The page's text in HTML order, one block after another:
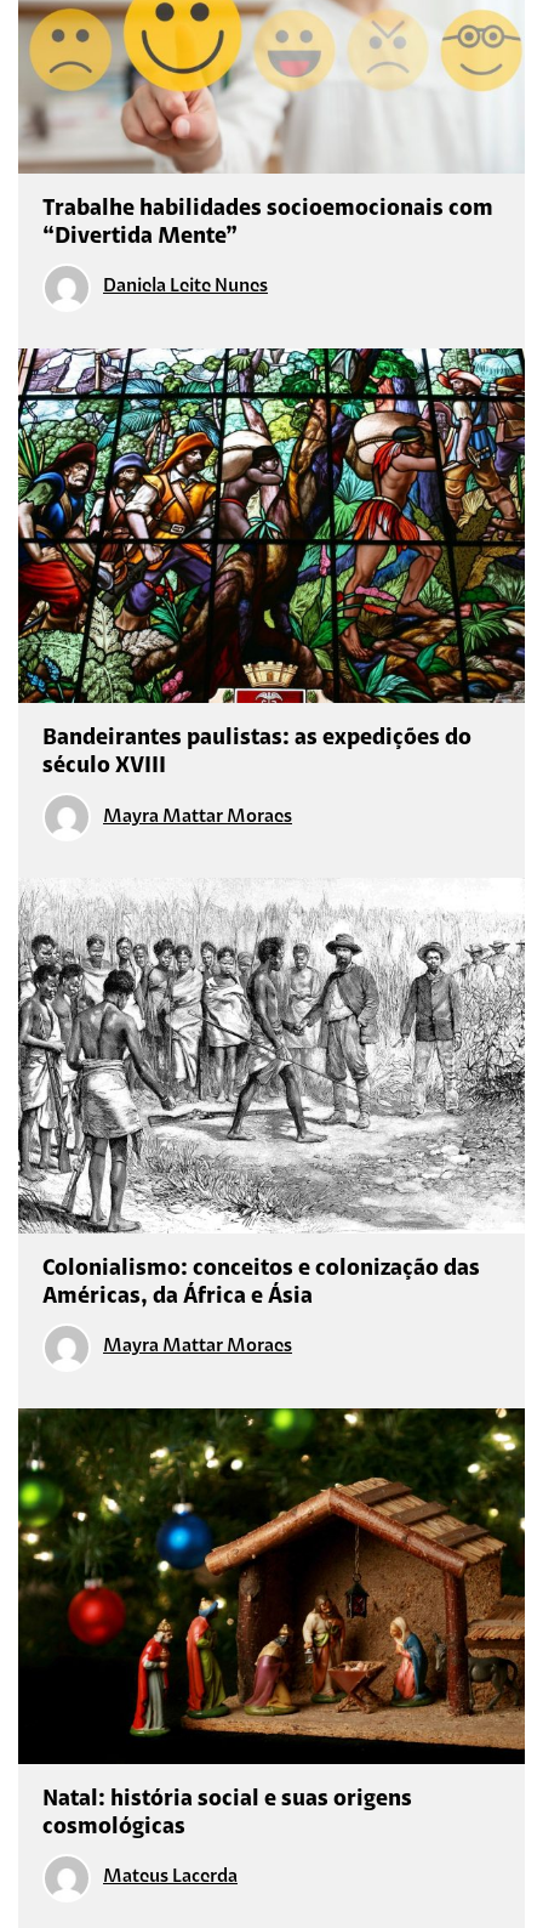
Trabalhe habilidades socioemocionais com
“Divertida Mente”
Daniela Leite Nunes
Bandeirantes paulistas: as expedições do
século XVIII
Mayra Mattar Moraes
Colonialismo: conceitos e colonização das
Américas, da África e Ásia
Mayra Mattar Moraes
Natal: história social e suas origens
cosmológicas
Mateus Lacerda